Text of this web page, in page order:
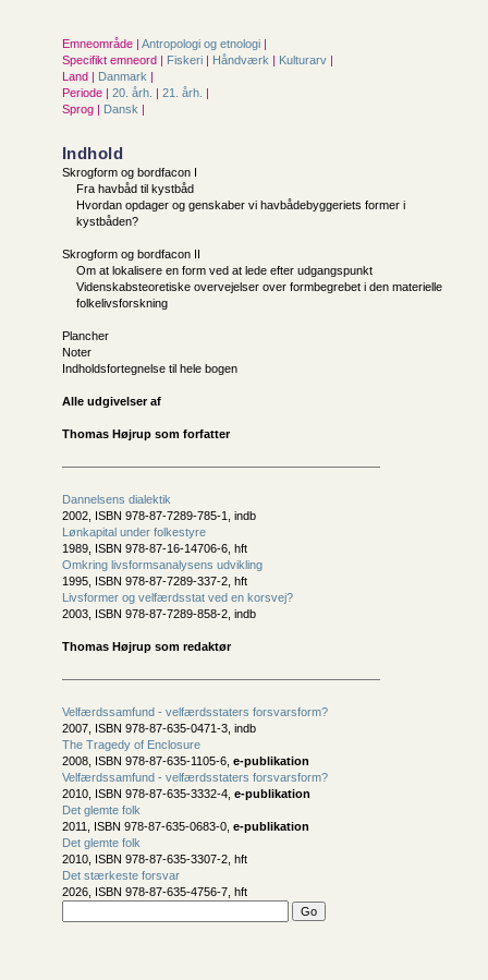
Emneområde | Antropologi og etnologi |
Specifikt emneord | Fiskeri | Håndværk | Kulturarv |
Land | Danmark |
Periode | 20. årh. | 21. årh. |
Sprog | Dansk |
Indhold
Skrogform og bordfacon I
Fra havbåd til kystbåd
Hvordan opdager og genskaber vi havbådebyggeriets former i
kystbåden?
Skrogform og bordfacon II
Om at lokalisere en form ved at lede efter udgangspunkt
Videnskabsteoretiske overvejelser over formbegrebet i den materielle
folkelivsforskning
Plancher
Noter
Indholdsfortegnelse til hele bogen
Alle udgivelser af
Thomas Højrup som forfatter
Dannelsens dialektik
2002, ISBN 978-87-7289-785-1, indb
Lønkapital under folkestyre
1989, ISBN 978-87-16-14706-6, hft
Omkring livsformsanalysens udvikling
1995, ISBN 978-87-7289-337-2, hft
Livsformer og velfærdsstat ved en korsvej?
2003, ISBN 978-87-7289-858-2, indb
Thomas Højrup som redaktør
Velfærdssamfund - velfærdsstaters forsvarsform?
2007, ISBN 978-87-635-0471-3, indb
The Tragedy of Enclosure
2008, ISBN 978-87-635-1105-6, e-publikation
Velfærdssamfund - velfærdsstaters forsvarsform?
2010, ISBN 978-87-635-3332-4, e-publikation
Det glemte folk
2011, ISBN 978-87-635-0683-0, e-publikation
Det glemte folk
2010, ISBN 978-87-635-3307-2, hft
Det stærkeste forsvar
2026, ISBN 978-87-635-4756-7, hft